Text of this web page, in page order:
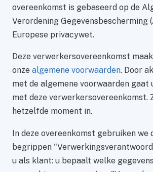
overeenkomst is gebaseerd op de
Verordening Gegevensbescherming
Europese privacywet.
Deze verwerkersovereenkomst
onze algemene voorwaarden. Door
met de algemene voorwaarden gaat
met deze verwerkersovereenkomst.
hetzelfde moment in.
In deze overeenkomst gebruiken
begrippen
u als klant: u bepaalt welke